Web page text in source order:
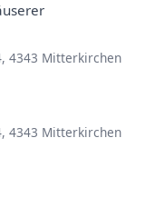
4343 Mitterkirchen
4343 Mitterkirchen